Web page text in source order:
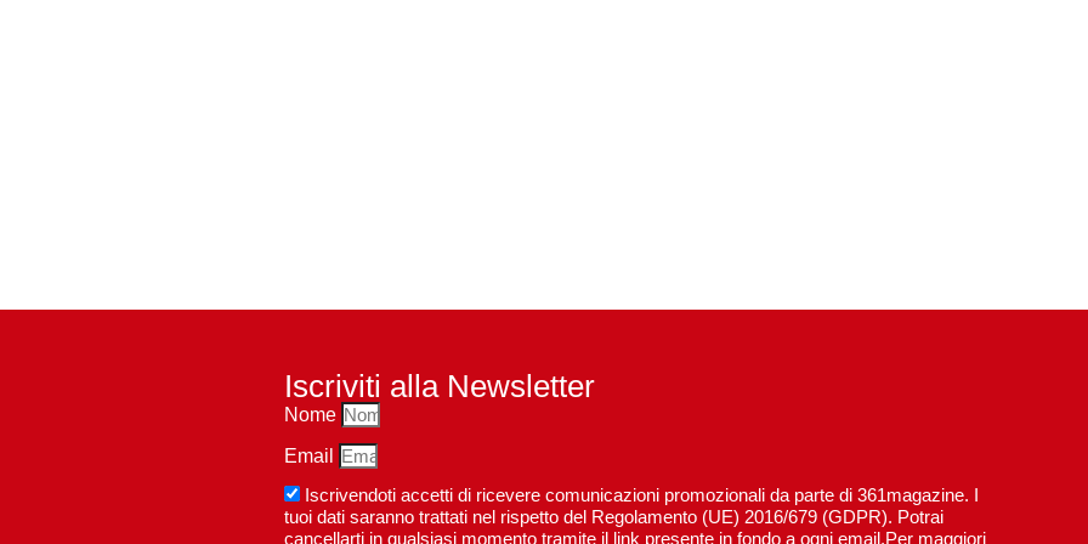
Iscriviti alla Newsletter
Nome
Email
Iscrivendoti accetti di ricevere comunicazioni promozionali da parte di 361magazine. I
tuoi dati saranno trattati nel rispetto del Regolamento (UE) 2016/679 (GDPR). Potrai
cancellarti in qualsiasi momento tramite il link presente in fondo a ogni email.Per maggiori